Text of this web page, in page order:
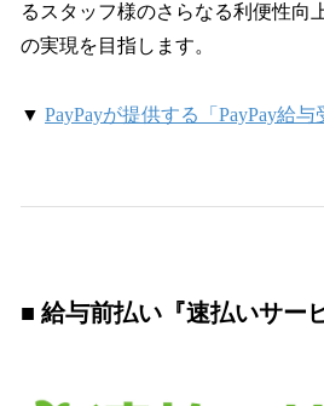
るスタッフ様のさらなる利便性向
の実現を目指します。
▼ PayPayが提供する「PayPay給
■ 給与前払い『速払いサー